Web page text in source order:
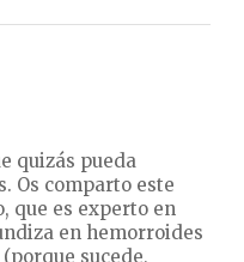
quizás pueda
Os comparto este
que es experto en
en hemorroides
sucede,